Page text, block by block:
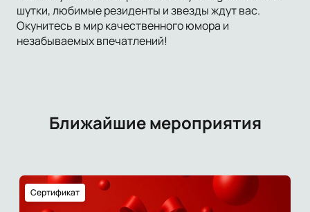
шутки, любимые резиденты и звезды ждут вас.
Окунитесь в мир качественного юмора и
незабываемых впечатлений!
Ближайшие мероприятия
Сертификат